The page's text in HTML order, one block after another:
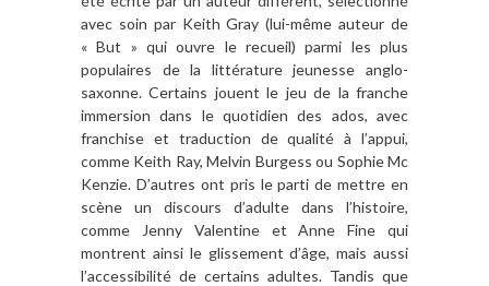
avec soin par Keith Gray (lui-même auteur de
« But » qui ouvre le recueil) parmi les plus
populaires de la littérature jeunesse anglo-
saxonne. Certains jouent le jeu de la franche
immersion dans le quotidien des ados, avec
franchise et traduction de qualité à l’appui,
comme Keith Ray, Melvin Burgess ou Sophie Mc
Kenzie. D’autres ont pris le parti de mettre en
scène un discours d’adulte dans l’histoire,
comme Jenny Valentine et Anne Fine qui
montrent ainsi le glissement d’âge, mais aussi
l’accessibilité de certains adultes. Tandis que